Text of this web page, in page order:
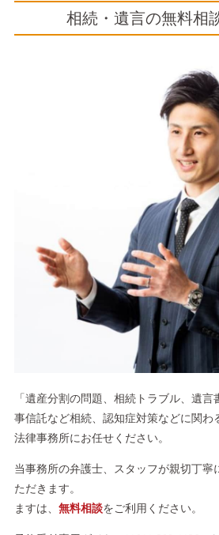
相続・遺言の無料相
「遺産分割の問題、相続トラブル、遺
事信託など相続、認知症対策などに関わ
法律事務所にお任せください。
当事務所の弁護士、スタッフが親切丁寧
ただきます。
ますは、 無料相談をご利用ください。